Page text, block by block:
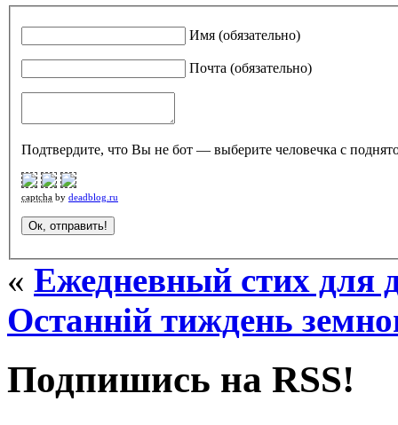
Имя (обязательно)
Почта (обязательно)
Подтвердите, что Вы не бот — выберите человечка с
captcha by deadblog.ru
« Ежедневный стих для
Останній тиждень
Подпишись на RSS!